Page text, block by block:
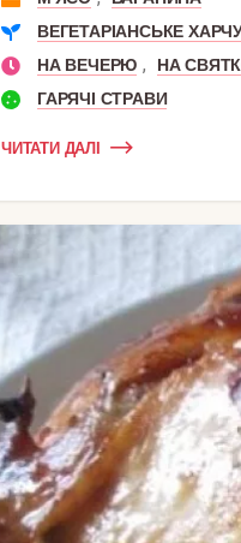
ВЕГЕТАРІАНСЬКЕ
НА ВЕЧЕРЮ ,
НА
ГАРЯЧІ СТРАВИ
ЧИТАТИ ДАЛІ